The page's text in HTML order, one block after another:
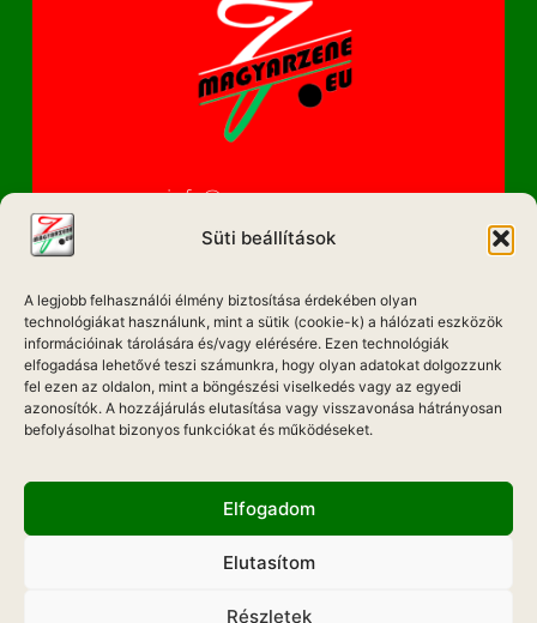
Süti beállítások
A legjobb felhasználói élmény biztosítása érdekében olyan
technológiákat használunk, mint a sütik (cookie-k) a hálózati eszközök
információinak tárolására és/vagy elérésére. Ezen technológiák
elfogadása lehetővé teszi számunkra, hogy olyan adatokat dolgozzunk
fel ezen az oldalon, mint a böngészési viselkedés vagy az egyedi
azonosítók. A hozzájárulás elutasítása vagy visszavonása hátrányosan
befolyásolhat bizonyos funkciókat és működéseket.
Elfogadom
Elutasítom
Részletek
info@magyarzene.eu
IMPRESSZUM
ETIKAI KÓDEX
MÉDIA AJÁNLAT
ADATKEZELÉSI NYILATKOZAT
Hadd Szóljon!